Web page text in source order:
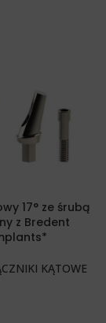
17° ze śrubą
z Bredent
KĄTOWE